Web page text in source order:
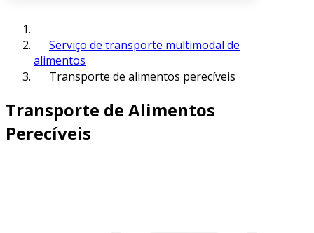
Serviço de transporte multimodal de
alimentos
Transporte de alimentos perecíveis
Transporte de Alimentos
Perecíveis